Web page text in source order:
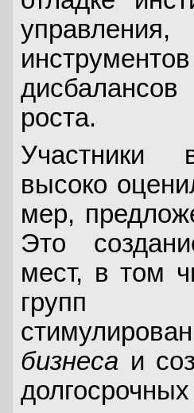
роста.
Участники
высоко
мер,
Это
мест, в том
групп
бизнеса и